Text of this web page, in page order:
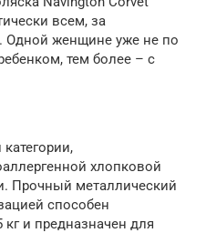
всем, за
Одной женщине уже не по
тем более – с
хлопковой
Прочный металлический
способен
и предназначен для